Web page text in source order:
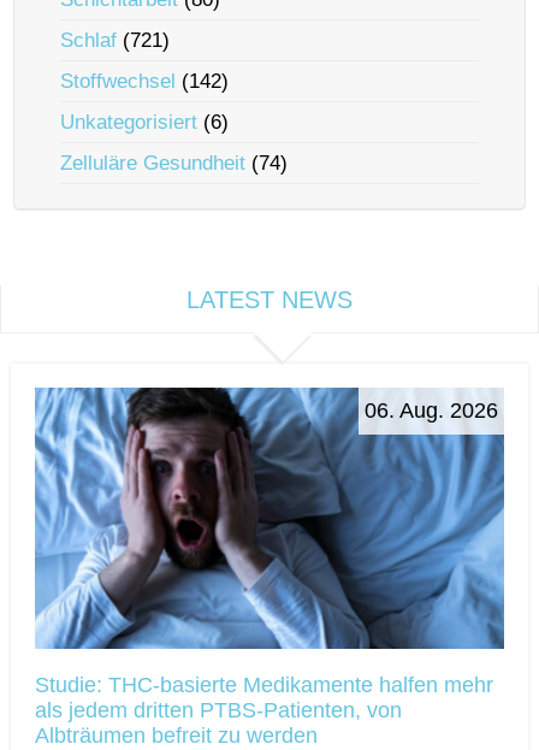
Schlaf (721)
Stoffwechsel (142)
Unkategorisiert (6)
Zelluläre Gesundheit (74)
LATEST NEWS
06. Aug. 2026
Studie: THC-basierte Medikamente halfen mehr
als jedem dritten PTBS-Patienten, von
Albträumen befreit zu werden